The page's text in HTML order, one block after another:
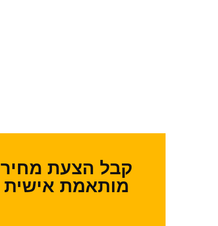
קבל הצעת מחיר
מותאמת אישית